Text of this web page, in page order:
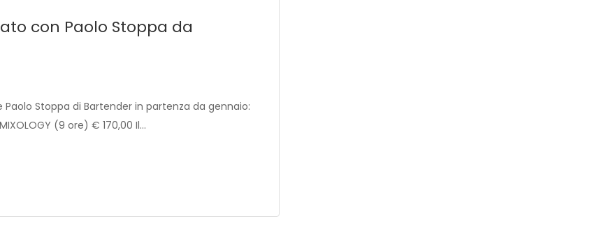
con Paolo Stoppa da
Stoppa di Bartender in partenza da gennaio:
(9 ore) € 170,00 Il…